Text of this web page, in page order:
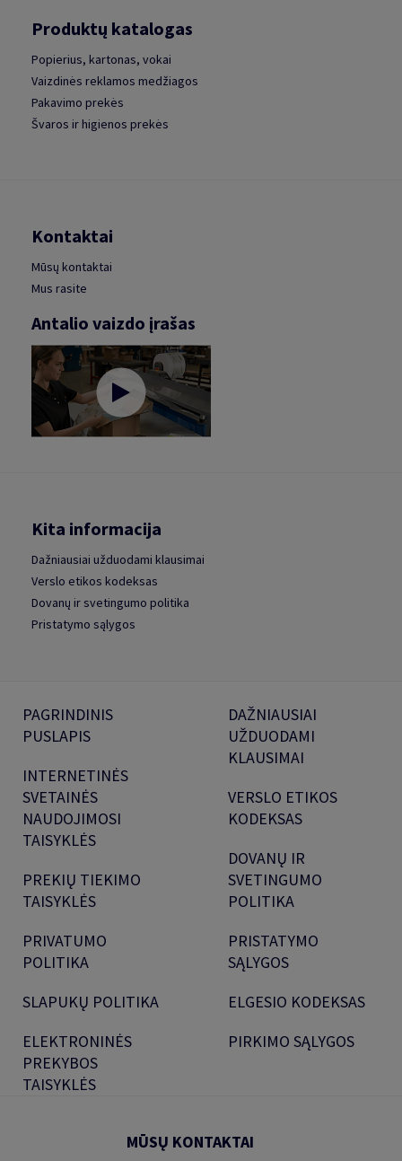
Produktų katalogas
Popierius, kartonas, vokai
Vaizdinės reklamos medžiagos
Pakavimo prekės
Švaros ir higienos prekės
Kontaktai
Mūsų kontaktai
Mus rasite
Antalio vaizdo įrašas
Kita informacija
Dažniausiai užduodami klausimai
Verslo etikos kodeksas
Dovanų ir svetingumo politika
Pristatymo sąlygos
PAGRINDINIS
PUSLAPIS
INTERNETINĖS
SVETAINĖS
NAUDOJIMOSI
TAISYKLĖS
PREKIŲ TIEKIMO
TAISYKLĖS
PRIVATUMO
POLITIKA
SLAPUKŲ POLITIKA
ELEKTRONINĖS
PREKYBOS
TAISYKLĖS
DAŽNIAUSIAI
UŽDUODAMI
KLAUSIMAI
VERSLO ETIKOS
KODEKSAS
DOVANŲ IR
SVETINGUMO
POLITIKA
PRISTATYMO
SĄLYGOS
ELGESIO KODEKSAS
PIRKIMO SĄLYGOS
MŪSŲ KONTAKTAI